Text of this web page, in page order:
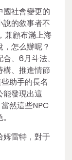
國社會變更的
說的敘事者不
兼顧布滿上海
怎么辦呢？
、6月斗法、
構、推進情節
助手的長名
能發現出這
然這些NPC
姆雷特，對于